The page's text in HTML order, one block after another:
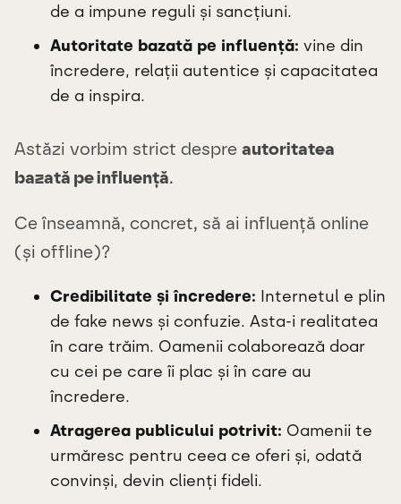
de a impune reguli și sancțiuni.
Autoritate bazată pe influență: vine din
încredere, relații autentice și capacitatea
de a inspira.
Astăzi vorbim strict despre autoritatea
bazată pe influență.
Ce înseamnă, concret, să ai influență online
(și offline)?
Credibilitate și încredere: Internetul e plin
de fake news și confuzie. Asta-i realitatea
în care trăim. Oamenii colaborează doar
cu cei pe care îi plac și în care au
încredere.
Atragerea publicului potrivit: Oamenii te
urmăresc pentru ceea ce oferi și, odată
convinși, devin clienți fideli.